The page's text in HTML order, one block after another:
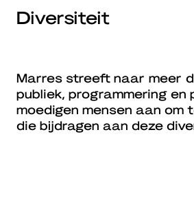
Diversiteit
Marres streeft naar meer
publiek, programmering en
moedigen mensen aan om
die bijdragen aan deze